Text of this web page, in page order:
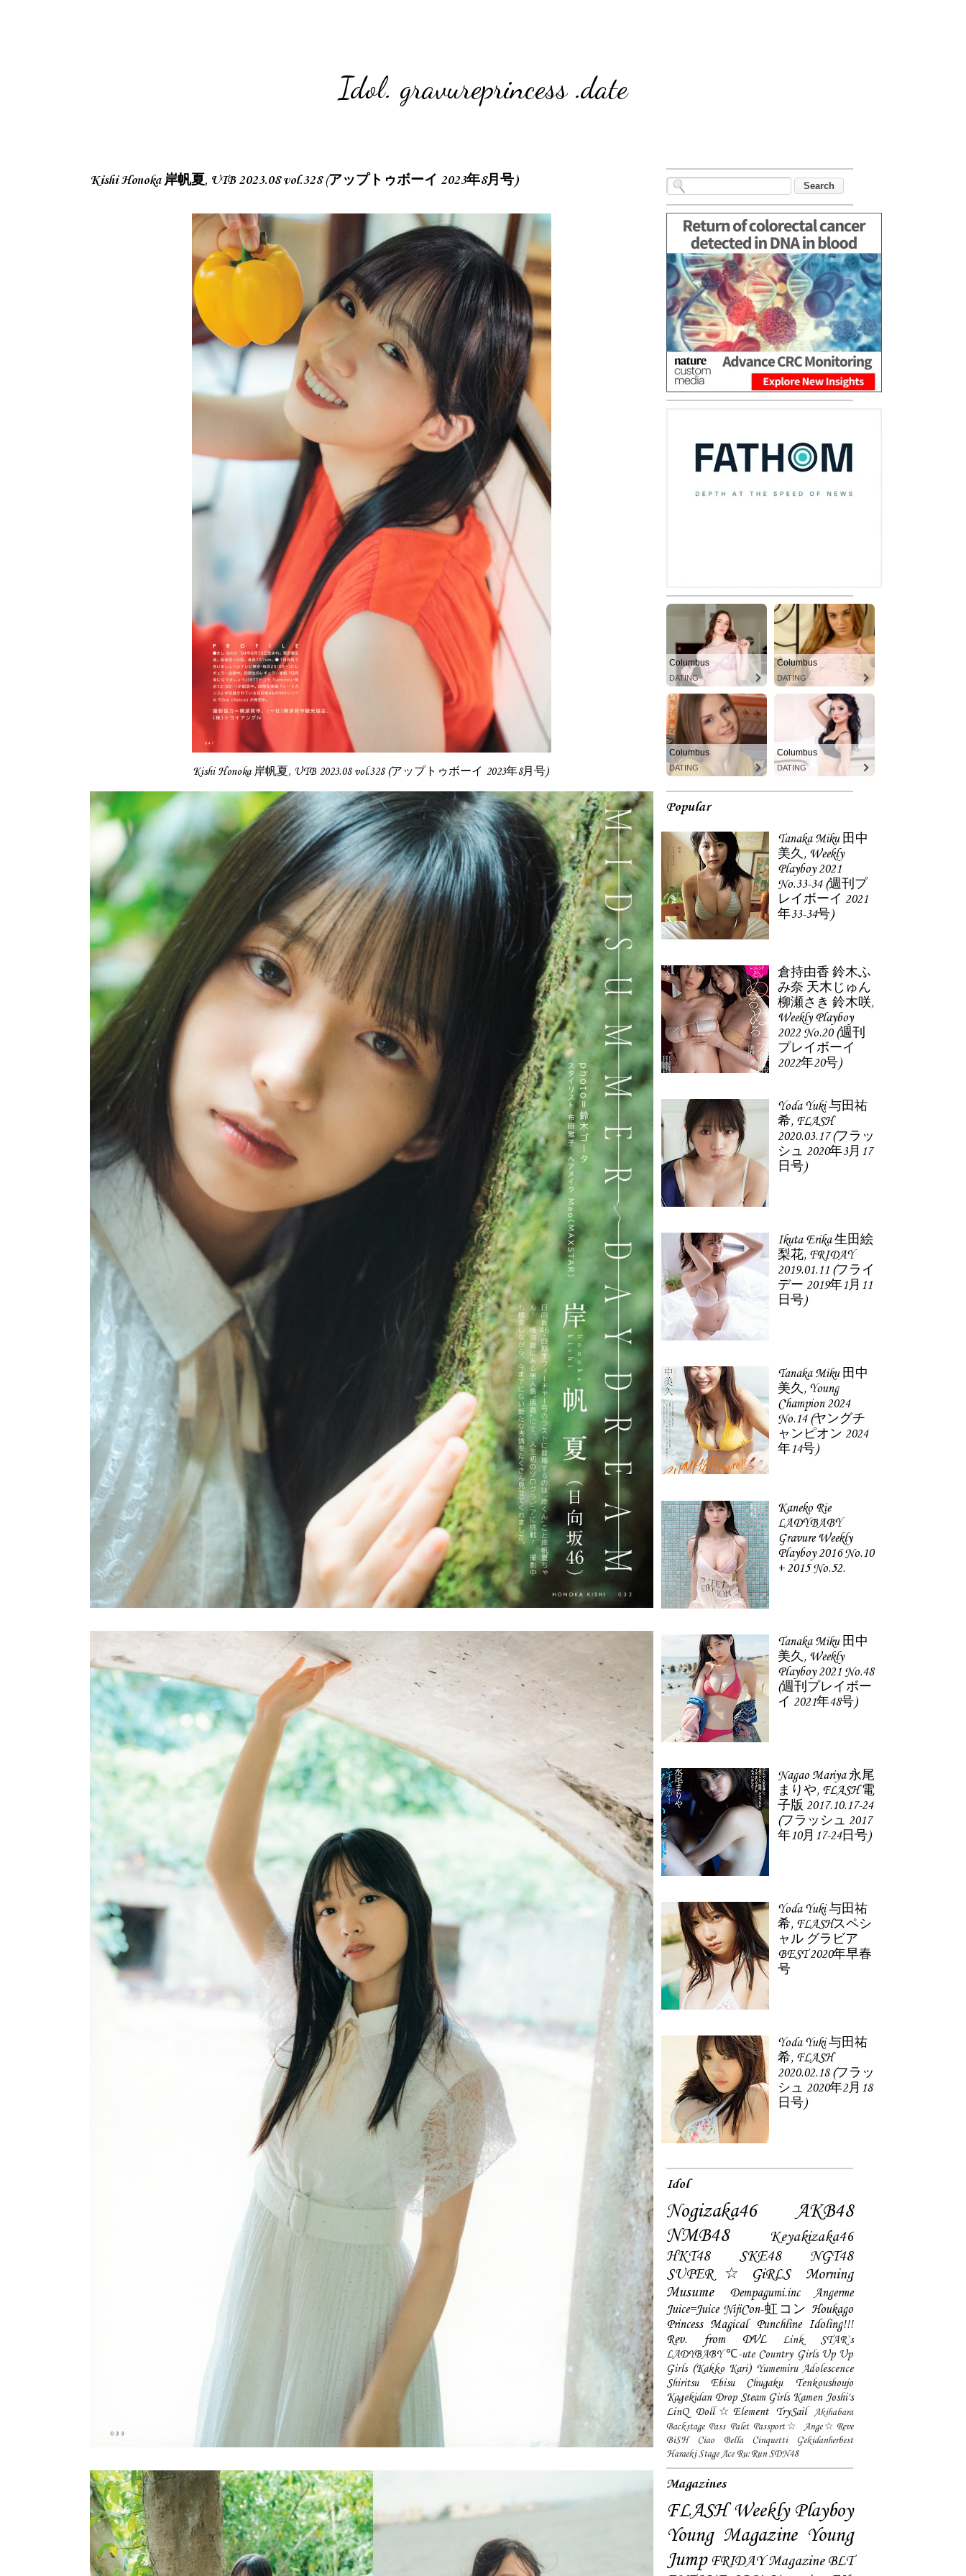
Idol. gravureprincess .date
Kishi Honoka 岸帆夏, UTB 2023.08 vol.328 (アップトゥボーイ 2023年8月号)
Kishi Honoka 岸帆夏, UTB 2023.08 vol.328 (アップトゥボーイ 2023年8月号)
Columbus
DATING
Columbus
DATING
Columbus
DATING
Columbus
DATING
Popular
Tanaka Miku 田中
美久, Weekly
Playboy 2021
No.33-34 (週刊プ
レイボーイ 2021
年33-34号)
倉持由香 鈴木ふ
み奈 天木じゅん
柳瀬さき 鈴木咲,
Weekly Playboy
2022 No.20 (週刊
プレイボーイ
2022年20号)
Yoda Yuki 与田祐
希, FLASH
2020.03.17 (フラッ
シュ 2020年3月17
日号)
Ikuta Erika 生田絵
梨花, FRIDAY
2019.01.11 (フライ
デー 2019年1月11
日号)
Tanaka Miku 田中
美久, Young
Champion 2024
No.14 (ヤングチ
ャンピオン 2024
年14号)
Kaneko Rie
LADYBABY
Gravure Weekly
Playboy 2016 No.10
+ 2015 No.52.
Tanaka Miku 田中
美久, Weekly
Playboy 2021 No.48
(週刊プレイボー
イ 2021年48号)
Nagao Mariya 永尾
まりや, FLASH 電
子版 2017.10.17-24
(フラッシュ 2017
年10月17-24日号)
Yoda Yuki 与田祐
希, FLASHスペシ
ャル グラビア
BEST 2020年早春
号
Yoda Yuki 与田祐
希, FLASH
2020.02.18 (フラッ
シュ 2020年2月18
日号)
Idol
Nogizaka46
AKB48
NMB48
Keyakizaka46
HKT48
SKE48
NGT48
SUPER☆GiRLS
Morning
Musume
Dempagumi.inc
Angerme
Juice=Juice NijiCon-虹コン Houkago
Princess Magical Punchline Idoling!!!
Rev. from DVL
Link STAR`s
LADYBABY ℃-ute Country Girls Up Up
Girls (Kakko Kari) Yumemiru Adolescence
Shiritsu Ebisu Chugaku
Tenkoushoujo
Kagekidan Drop Steam Girls Kamen Joshi's
LinQ Doll☆Element TrySail
Akihabara
Backstage Pass Palet Passport☆
Ange☆Reve
BiSH
Ciao Bella Cinquetti
Gekidanherbest
Haraeki Stage Ace Ru:Run SDN48
Magazines
FLASH Weekly Playboy
Young Magazine Young
Jump FRIDAY Magazine BLT